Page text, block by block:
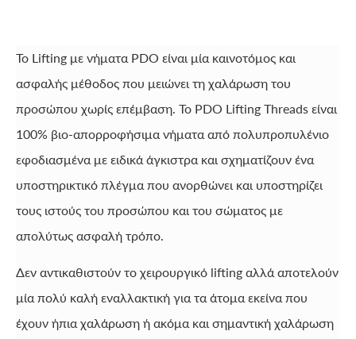
Το Lifting με νήματα PDO είναι μία καινοτόμος και
ασφαλής μέθοδος που μειώνει τη χαλάρωση του
προσώπου χωρίς επέμβαση. Το PDO Lifting Threads είναι
100% βιο-απορροφήσιμα νήματα από πολυπροπυλένιο
εφοδιασμένα με ειδικά άγκιστρα και σχηματίζουν ένα
υποστηρικτικό πλέγμα που ανορθώνει και υποστηρίζει
τους ιστούς του προσώπου και του σώματος με
απολύτως ασφαλή τρόπο.
Δεν αντικαθιστούν το χειρουργικό lifting αλλά αποτελούν
μία πολύ καλή εναλλακτική για τα άτομα εκείνα που
έχουν ήπια χαλάρωση ή ακόμα και σημαντική χαλάρωση